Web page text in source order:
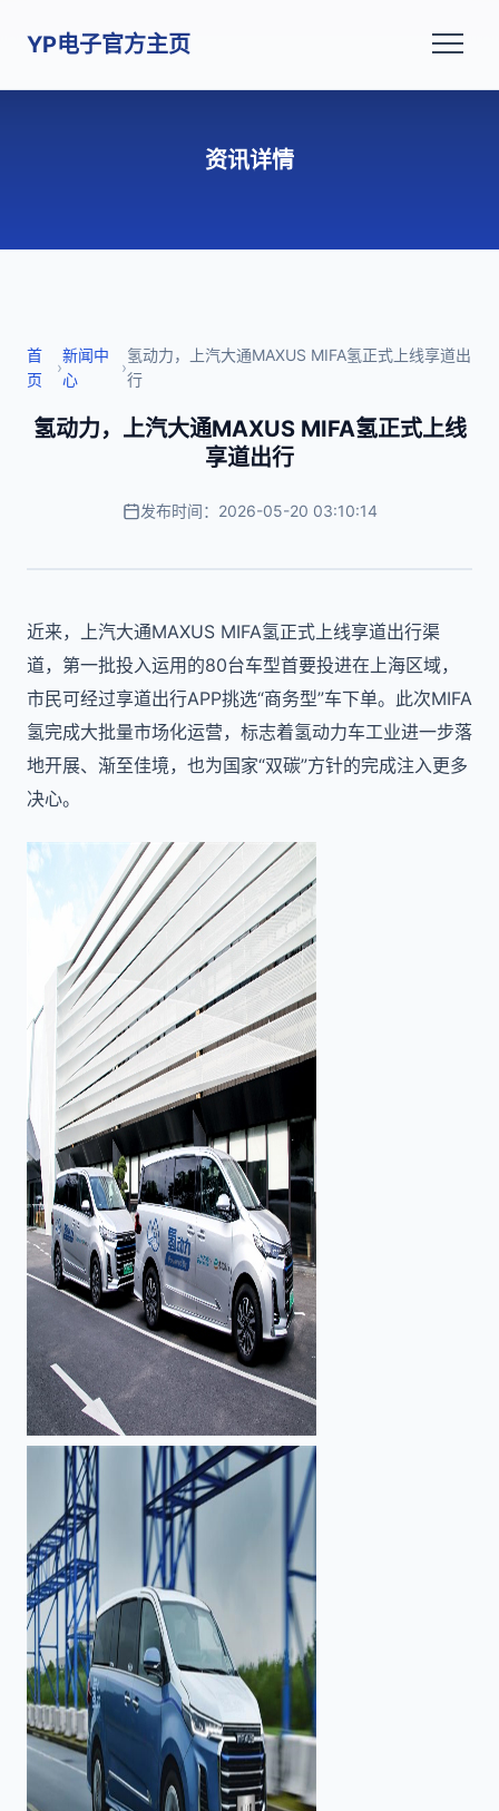
YP电子官方主页
资讯详情
首
页
›
新闻中
心
›
氢动力，上汽大通MAXUS MIFA氢正式上线享道出
行
氢动力，上汽大通MAXUS MIFA氢正式上线
享道出行
发布时间：2026-05-20 03:10:14
近来，上汽大通MAXUS MIFA氢正式上线享道出行渠
道，第一批投入运用的80台车型首要投进在上海区域，
市民可经过享道出行APP挑选“商务型”车下单。此次MIFA
氢完成大批量市场化运营，标志着氢动力车工业进一步落
地开展、渐至佳境，也为国家“双碳”方针的完成注入更多
决心。